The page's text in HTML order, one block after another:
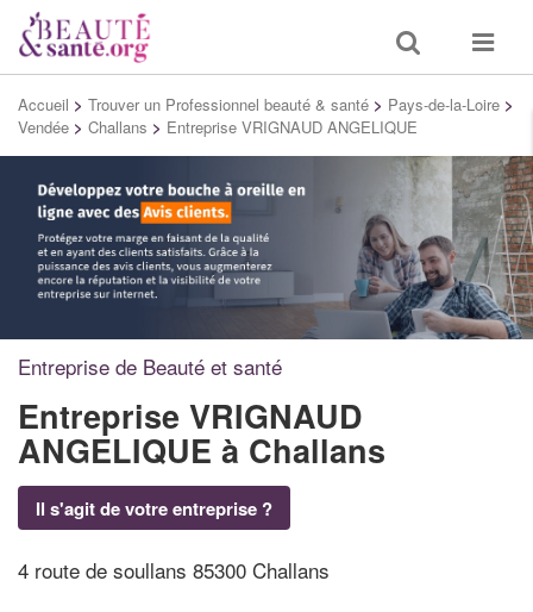
Toggle
search
Toggle
Accueil > Trouver un Professionnel beauté & santé > Pays-de-la-Loire >
Vendée > Challans > Entreprise VRIGNAUD ANGELIQUE
Entreprise de Beauté et santé
Entreprise VRIGNAUD
ANGELIQUE à Challans
Il s'agit de votre entreprise ?
4 route de soullans 85300 Challans